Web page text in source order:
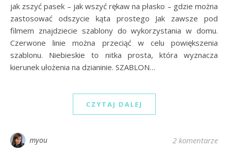
jak zszyć pasek – jak wszyć rękaw na płasko – gdzie można
zastosować odszycie kąta prostego Jak zawsze pod
filmem znajdziecie szablony do wykorzystania w domu.
Czerwone linie można przeciąć w celu powiększenia
szablonu. Niebieskie to nitka prosta, która wyznacza
kierunek ułożenia na dzianinie. SZABLON…
CZYTAJ DALEJ
myou 2 komentarze